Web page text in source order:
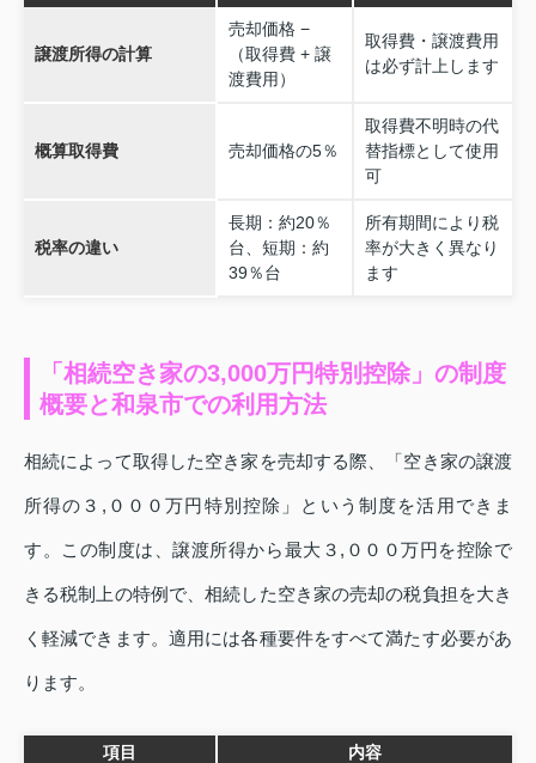
譲渡所得の計算
売却価格 −
（取得費 + 譲
渡費用）
取得費・譲渡費用
は必ず計上します
概算取得費 売却価格の5％
取得費不明時の代
替指標として使用
可
税率の違い
長期：約20％
台、短期：約
39％台
所有期間により税
率が大きく異なり
ます
「相続空き家の3,000万円特別控除」の制度
概要と和泉市での利用方法
相続によって取得した空き家を売却する際、「空き家の譲渡
所得の３,０００万円特別控除」という制度を活用できま
す。この制度は、譲渡所得から最大３,０００万円を控除で
きる税制上の特例で、相続した空き家の売却の税負担を大き
く軽減できます。適用には各種要件をすべて満たす必要があ
ります。
項目 内容